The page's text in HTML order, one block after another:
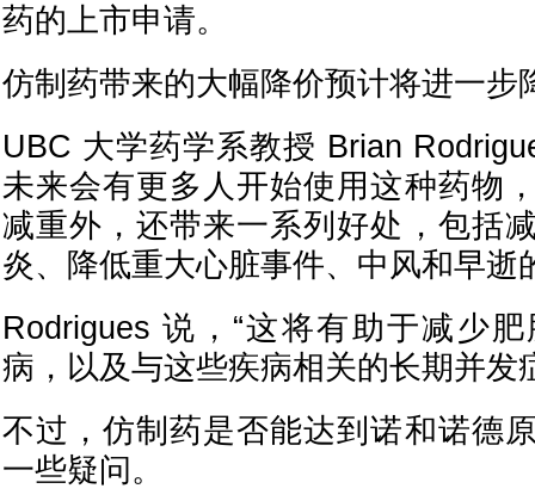
药的上市申请。
仿制药带来的大幅降价预计将进一步
UBC 大学药学系教授 Brian
未来会有更多人开始使用这种药物
减重外，还带来一系列好处，包括
炎、降低重大心脏事件、中风和早逝
Rodrigues 说，“这将有助于减少
病，以及与这些疾病相关的长期并发
不过，仿制药是否能达到诺和诺德
一些疑问。